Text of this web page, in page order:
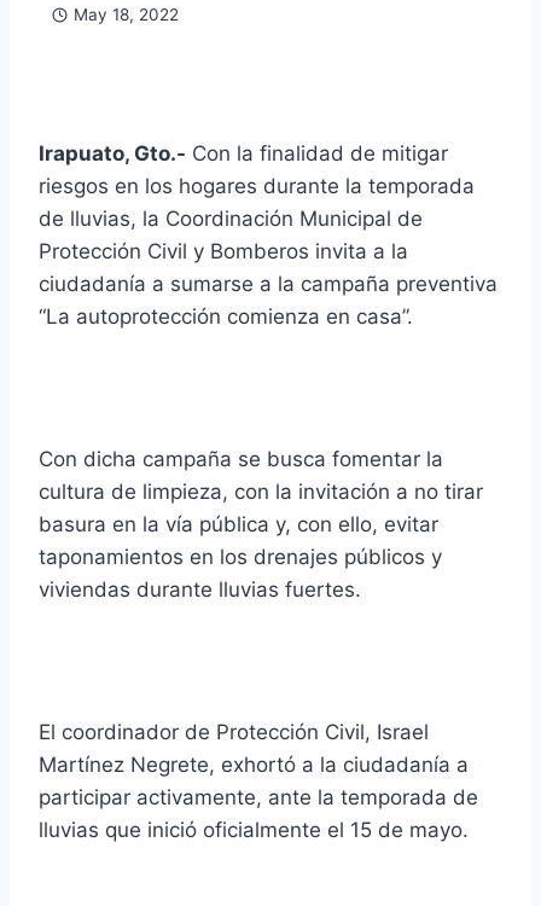
May 18, 2022
Irapuato, Gto.- Con la finalidad de mitigar
riesgos en los hogares durante la temporada
de lluvias, la Coordinación Municipal de
Protección Civil y Bomberos invita a la
ciudadanía a sumarse a la campaña preventiva
“La autoprotección comienza en casa”.
Con dicha campaña se busca fomentar la
cultura de limpieza, con la invitación a no tirar
basura en la vía pública y, con ello, evitar
taponamientos en los drenajes públicos y
viviendas durante lluvias fuertes.
El coordinador de Protección Civil, Israel
Martínez Negrete, exhortó a la ciudadanía a
participar activamente, ante la temporada de
lluvias que inició oficialmente el 15 de mayo.